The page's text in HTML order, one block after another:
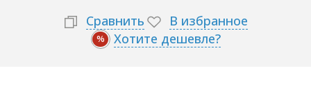
Сравнить В избранное
% Хотите дешевле?